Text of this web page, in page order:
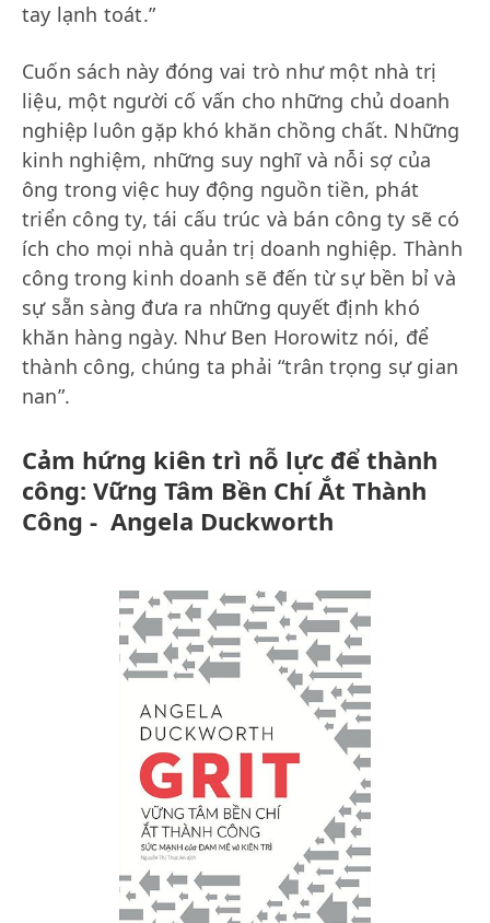
tay lạnh toát.”
Cuốn sách này đóng vai trò như một nhà trị
liệu, một người cố vấn cho những chủ doanh
nghiệp luôn gặp khó khăn chồng chất. Những
kinh nghiệm, những suy nghĩ và nỗi sợ của
ông trong việc huy động nguồn tiền, phát
triển công ty, tái cấu trúc và bán công ty sẽ có
ích cho mọi nhà quản trị doanh nghiệp. Thành
công trong kinh doanh sẽ đến từ sự bền bỉ và
sự sẵn sàng đưa ra những quyết định khó
khăn hàng ngày. Như Ben Horowitz nói, để
thành công, chúng ta phải “trân trọng sự gian
nan”.
Cảm hứng kiên trì nỗ lực để thành
công: Vững Tâm Bền Chí Ắt Thành
Công - Angela Duckworth